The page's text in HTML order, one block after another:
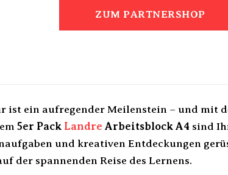
ZUM PARTNERSHOP
ist ein aufregender Meilenstein – und
5er Pack Landre Arbeitsblock A4 sind
und kreativen Entdeckungen
der spannenden Reise des Lernens.